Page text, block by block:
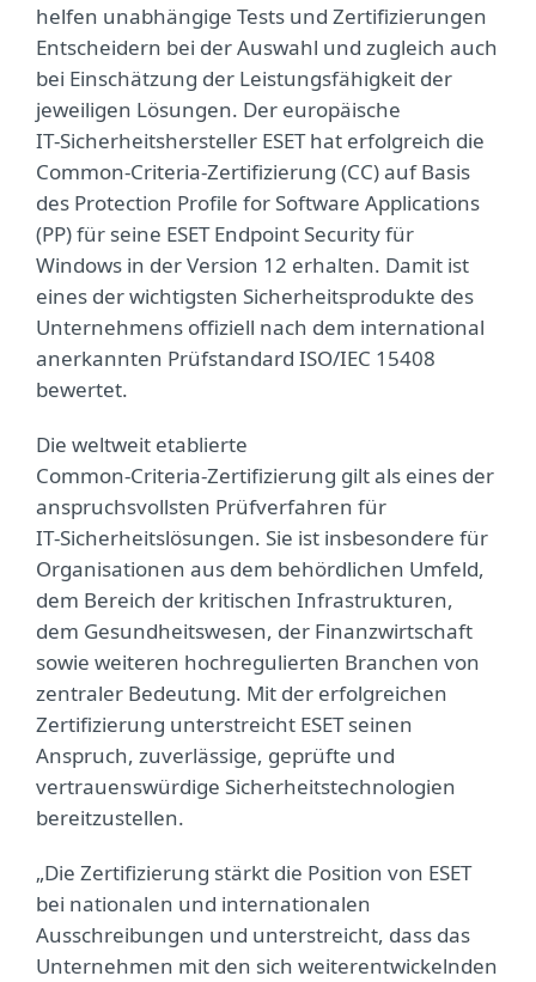
helfen unabhängige Tests und Zertifizierungen
Entscheidern bei der Auswahl und zugleich auch
bei Einschätzung der Leistungsfähigkeit der
jeweiligen Lösungen. Der europäische
IT‑Sicherheitshersteller ESET hat erfolgreich die
Common‑Criteria‑Zertifizierung (CC) auf Basis
des Protection Profile for Software Applications
(PP) für seine ESET Endpoint Security für
Windows in der Version 12 erhalten. Damit ist
eines der wichtigsten Sicherheitsprodukte des
Unternehmens offiziell nach dem international
anerkannten Prüfstandard ISO/IEC 15408
bewertet.
Die weltweit etablierte
Common‑Criteria‑Zertifizierung gilt als eines der
anspruchsvollsten Prüfverfahren für
IT‑Sicherheitslösungen. Sie ist insbesondere für
Organisationen aus dem behördlichen Umfeld,
dem Bereich der kritischen Infrastrukturen,
dem Gesundheitswesen, der Finanzwirtschaft
sowie weiteren hochregulierten Branchen von
zentraler Bedeutung. Mit der erfolgreichen
Zertifizierung unterstreicht ESET seinen
Anspruch, zuverlässige, geprüfte und
vertrauenswürdige Sicherheitstechnologien
bereitzustellen.
„Die Zertifizierung stärkt die Position von ESET
bei nationalen und internationalen
Ausschreibungen und unterstreicht, dass das
Unternehmen mit den sich weiterentwickelnden